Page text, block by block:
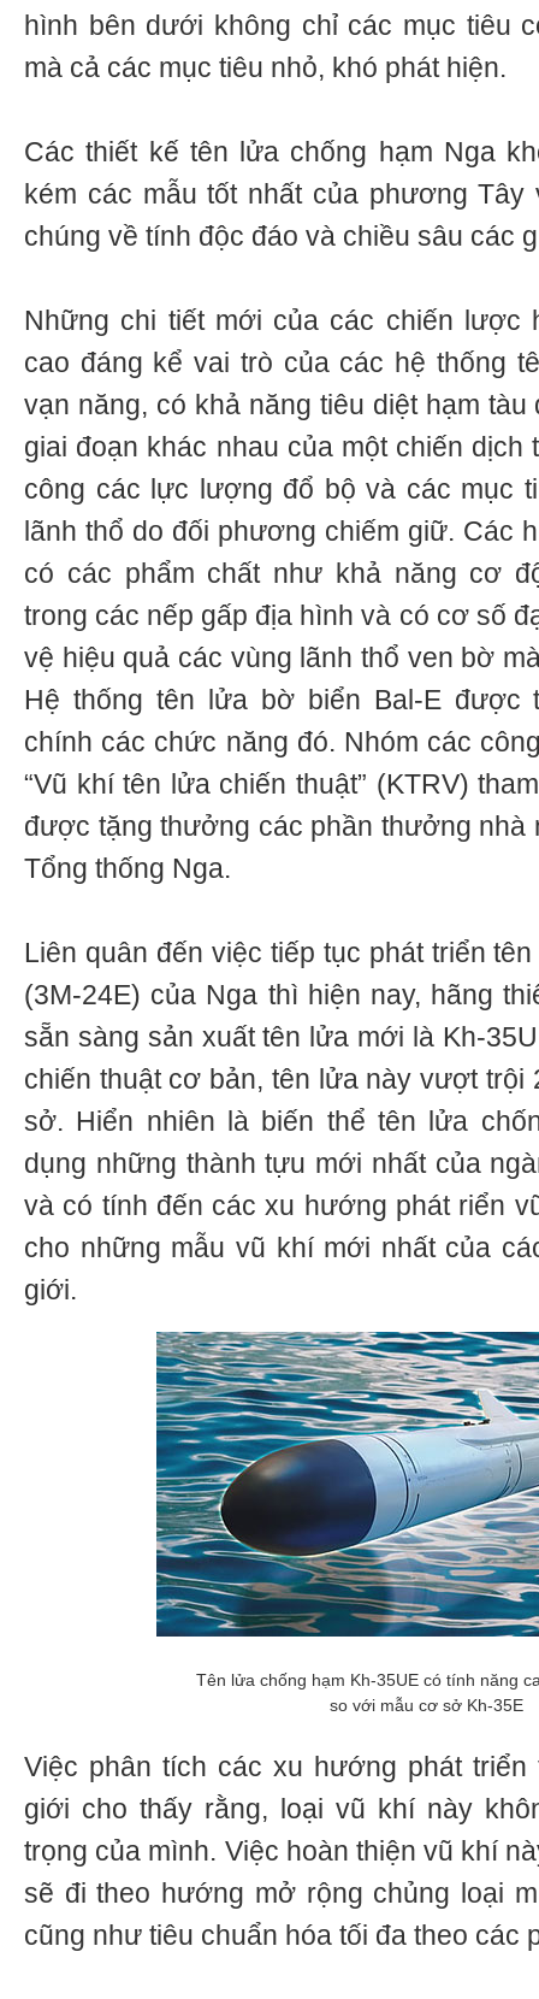
hình bên dưới không chỉ các mục tiêu
mà cả các mục tiêu nhỏ, khó phát hiện.
Các thiết kế tên lửa chống hạm Nga
kém các mẫu tốt nhất của phương
chúng về tính độc đáo và chiều sâu các
Những chi tiết mới của các chiến lược
cao đáng kể vai trò của các hệ thống
vạn năng, có khả năng tiêu diệt hạm
giai đoạn khác nhau của một chiến dịch
công các lực lượng đổ bộ và các mục
lãnh thổ do đối phương chiếm giữ. Các
có các phẩm chất như khả năng cơ
trong các nếp gấp địa hình và có cơ số
vệ hiệu quả các vùng lãnh thổ ven bờ
Hệ thống tên lửa bờ biển Bal-E được
chính các chức năng đó. Nhóm các
“Vũ khí tên lửa chiến thuật” (KTRV)
được tặng thưởng các phần thưởng nhà
Tổng thống Nga.
Liên quân đến việc tiếp tục phát triển
(3M-24E) của Nga thì hiện nay, hãng
sẵn sàng sản xuất tên lửa mới là Kh-
chiến thuật cơ bản, tên lửa này vượt trội
sở. Hiển nhiên là biến thể tên lửa
dụng những thành tựu mới nhất của
và có tính đến các xu hướng phát riển
cho những mẫu vũ khí mới nhất của
giới.
Tên lửa chống hạm Kh-35UE có tính năng
so với mẫu cơ sở Kh-35E
Việc phân tích các xu hướng phát
giới cho thấy rằng, loại vũ khí này
trọng của mình. Việc hoàn thiện vũ khí
sẽ đi theo hướng mở rộng chủng loại
cũng như tiêu chuẩn hóa tối đa theo các